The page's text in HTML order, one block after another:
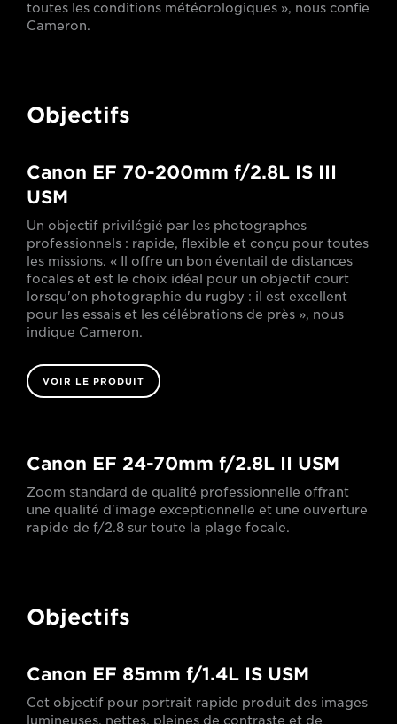
toutes les conditions météorologiques », nous confie
Cameron.
Objectifs
Canon EF 70-200mm f/2.8L IS III
USM
Un objectif privilégié par les photographes
professionnels : rapide, flexible et conçu pour toutes
les missions. « Il offre un bon éventail de distances
focales et est le choix idéal pour un objectif court
lorsqu'on photographie du rugby : il est excellent
pour les essais et les célébrations de près », nous
indique Cameron.
VOIR LE PRODUIT
Canon EF 24-70mm f/2.8L II USM
Zoom standard de qualité professionnelle offrant
une qualité d'image exceptionnelle et une ouverture
rapide de f/2.8 sur toute la plage focale.
Objectifs
Canon EF 85mm f/1.4L IS USM
Cet objectif pour portrait rapide produit des images
lumineuses, nettes, pleines de contraste et de